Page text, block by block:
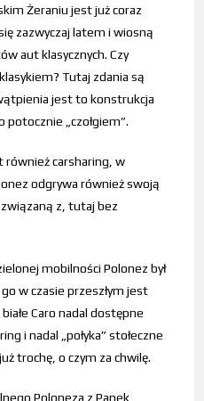
Żeraniu jest już coraz
zazwyczaj latem i wiosną
aut klasycznych. Czy
Tutaj zdania są
jest to konstrukcja
potocznie „czołgiem”.
carsharing, w
odgrywa również swoją
związaną z, tutaj bez
mobilności Polonez był
w czasie przeszłym jest
Caro nadal dostępne
i nadal „połyka” stołeczne
trochę, o czym za chwilę.
Poloneza z Panek